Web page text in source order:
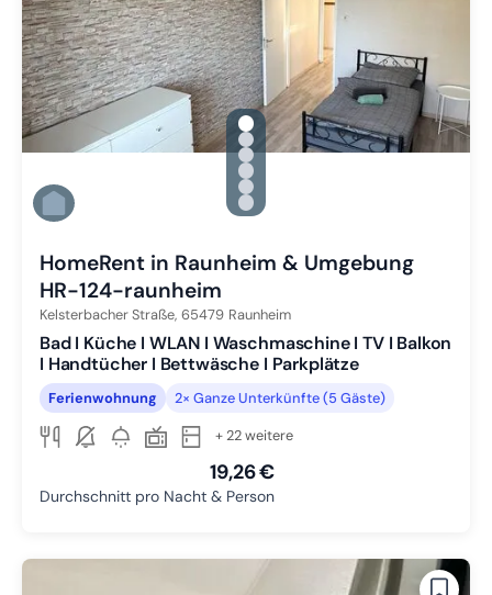
gallery.slide_selector
Zu Slide 1 wechseln
Zu Slide 2 wechseln
Zu Slide 3 wechseln
Zu Slide 4 wechseln
Zu Slide 5 wechseln
Zu Slide 6 wechseln
HomeRent in Raunheim & Umgebung
HR-124-raunheim
Kelsterbacher Straße, 65479 Raunheim
Bad I Küche I WLAN I Waschmaschine I TV I Balkon
I Handtücher I Bettwäsche I Parkplätze
Ferienwohnung 2× Ganze Unterkünfte (5 Gäste)
+ 22 weitere
19,26 €
Durchschnitt pro Nacht & Person